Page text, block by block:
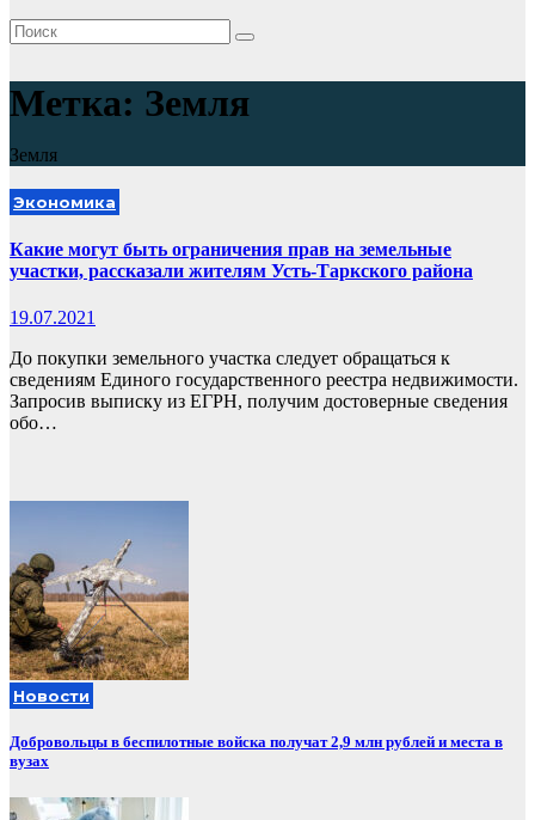
Метка: Земля
Земля
Экономика
Какие могут быть ограничения прав на земельные
участки, рассказали жителям Усть-Таркского района
19.07.2021
До покупки земельного участка следует обращаться к
сведениям Единого государственного реестра недвижимости.
Запросив выписку из ЕГРН, получим достоверные сведения
обо…
Новости
Добровольцы в беспилотные войска получат 2,9 млн рублей и места в
вузах